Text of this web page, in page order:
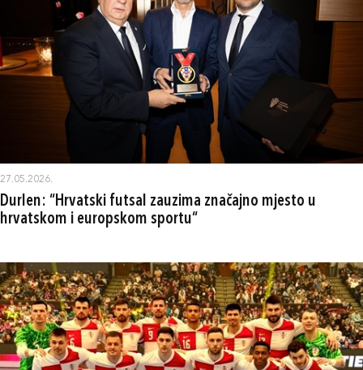
27.05.2026.
Durlen: “Hrvatski futsal zauzima značajno mjesto u
hrvatskom i europskom sportu“